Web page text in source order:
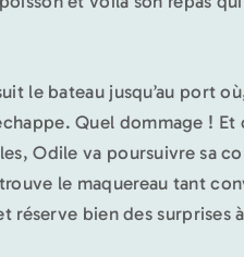
le bateau jusqu’au port
Quel dommage ! Et
Odile va poursuivre sa
le maquereau tant
réserve bien des surprises